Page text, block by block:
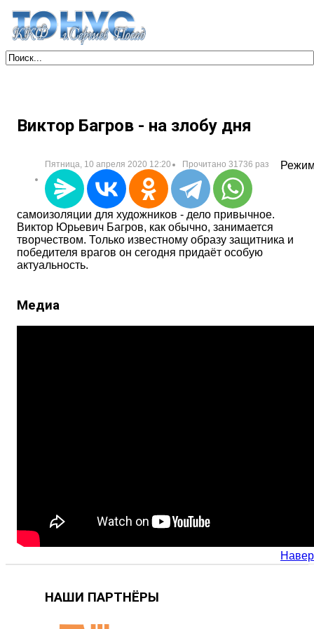
Виктор Багров - на злобу дня
Пятница, 10 апреля 2020 12:20 Прочитано 31736 раз
самоизоляции для художников - дело привычное.
Виктор Юрьевич Багров, как обычно, занимается
творчеством. Только известному образу защитника и
победителя врагов он сегодня придаёт особую
актуальность.
Медиа
НАШИ ПАРТНЁРЫ